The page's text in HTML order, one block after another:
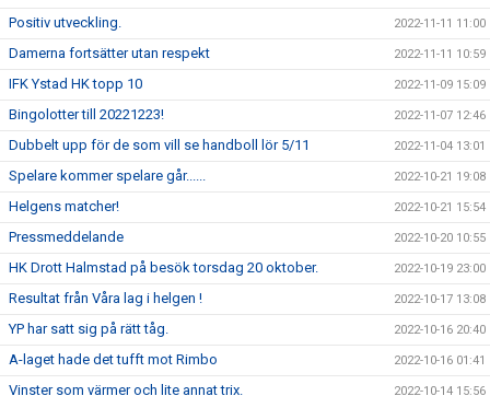
Positiv utveckling. 2022-11-11 11:00
Damerna fortsätter utan respekt 2022-11-11 10:59
IFK Ystad HK topp 10 2022-11-09 15:09
Bingolotter till 20221223! 2022-11-07 12:46
Dubbelt upp för de som vill se handboll lör 5/11 2022-11-04 13:01
Spelare kommer spelare går...... 2022-10-21 19:08
Helgens matcher! 2022-10-21 15:54
Pressmeddelande 2022-10-20 10:55
HK Drott Halmstad på besök torsdag 20 oktober. 2022-10-19 23:00
Resultat från Våra lag i helgen ! 2022-10-17 13:08
YP har satt sig på rätt tåg. 2022-10-16 20:40
A-laget hade det tufft mot Rimbo 2022-10-16 01:41
Vinster som värmer och lite annat trix. 2022-10-14 15:56